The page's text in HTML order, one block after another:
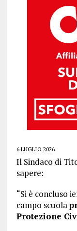
6 LUGLIO 2026
Il Sindaco di
sapere:
“Si è concluso
campo scuola
Protezione